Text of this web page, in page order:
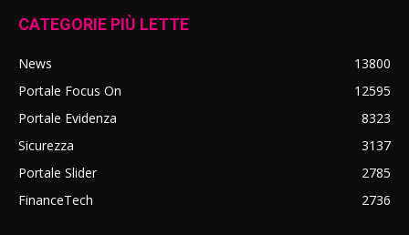
CATEGORIE PIÙ LETTE
News
13800
Portale Focus On
12595
Portale Evidenza
8323
Sicurezza
3137
Portale Slider
2785
FinanceTech
2736